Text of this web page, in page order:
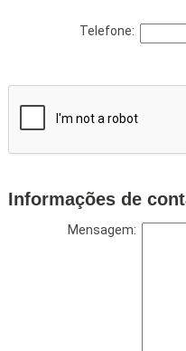
Telefone:
Informações de
Mensagem: